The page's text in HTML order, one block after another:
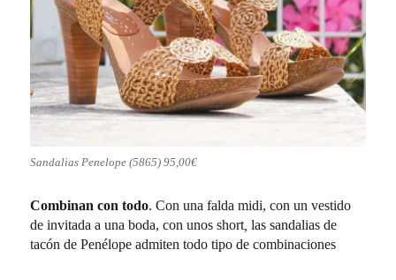
Sandalias Penelope (5865) 95,00€
Combinan con todo. Con una falda midi, con un vestido
de invitada a una boda, con unos short las sandalias de
tacón de Penélope admiten todo tipo de combinaciones